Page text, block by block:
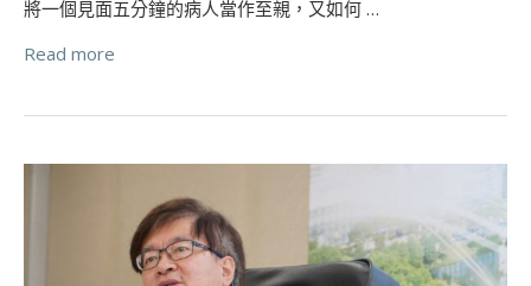
將一個見面五分鐘的病人當作至親，又如何 …
Read more